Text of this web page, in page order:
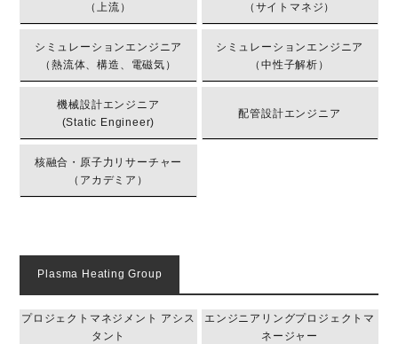
（上流）
（サイトマネジ）
シミュレーションエンジニア
（熱流体、構造、電磁気）
シミュレーションエンジニア
（中性子解析）
機械設計エンジニア
(Static Engineer)
配管設計エンジニア
核融合・原子力リサーチャー
（アカデミア）
Plasma Heating Group
プロジェクトマネジメント アシス
タント
エンジニアリングプロジェクトマ
ネージャー